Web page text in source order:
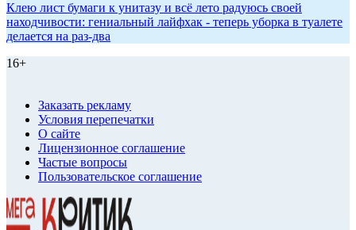
Клею лист бумаги к унитазу и всё лето радуюсь своей
находчивости: гениальный лайфхак - теперь уборка в туалете
делается на раз-два
16+
Заказать рекламу
Условия перепечатки
О сайте
Лицензионное соглашение
Частые вопросы
Пользовательское соглашение